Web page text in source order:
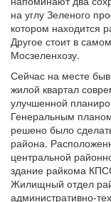
на углу Зеленого
котором находится
Другое стоит в
Мосзеленхозу.
Сейчас на месте
жилой квартал
улучшенной
Генеральным
решено было
района.
центральной
здание райкома
Жилищный отдел
административно-